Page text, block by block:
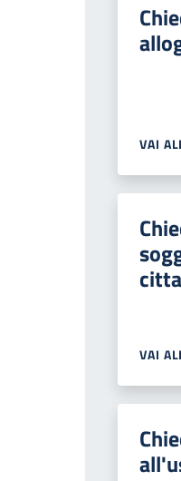
VAI
VAI